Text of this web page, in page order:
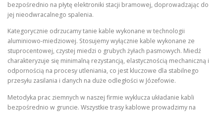
bezpośrednio na płytę elektroniki stacji bramowej, doprowadzając do
jej nieodwracalnego spalenia.
Kategorycznie odrzucamy tanie kable wykonane w technologii
aluminiowo-miedziowej. Stosujemy wyłącznie kable wykonane ze
stuprocentowej, czystej miedzi o grubych żyłach pasmowych. Miedź
charakteryzuje się minimalną rezystancją, elastycznością mechaniczną i
odpornością na procesy utleniania, co jest kluczowe dla stabilnego
przesyłu zasilania i danych na duże odległości w Józefowie.
Metodyka prac ziemnych w naszej firmie wyklucza układanie kabli
bezpośrednio w gruncie. Wszystkie trasy kablowe prowadzimy na